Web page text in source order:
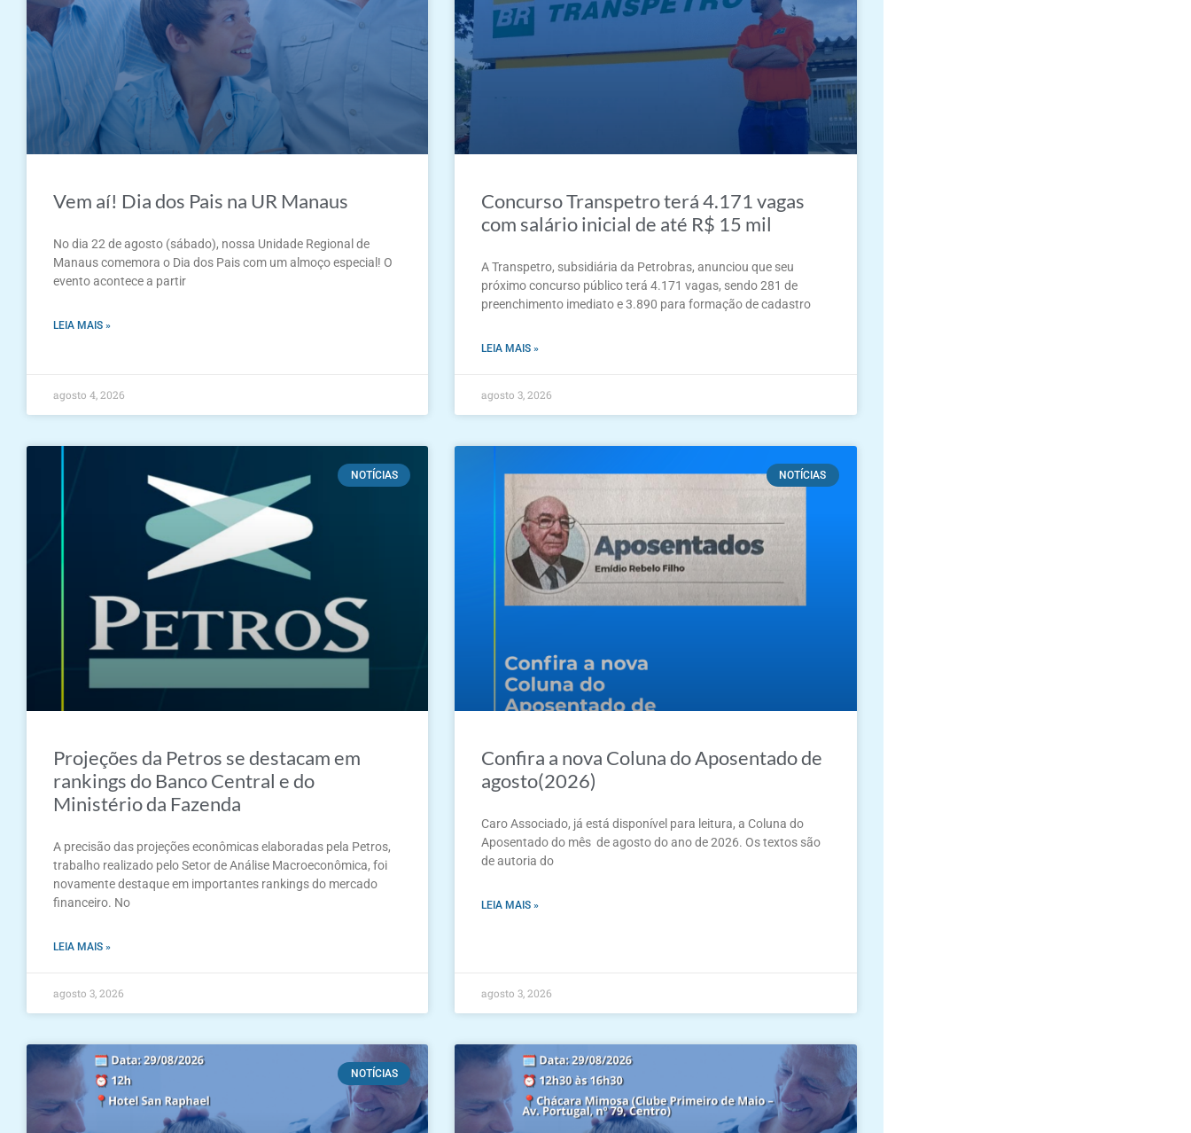
Vem aí! Dia dos Pais na UR Manaus
No dia 22 de agosto (sábado), nossa Unidade Regional de
Manaus comemora o Dia dos Pais com um almoço especial! O
evento acontece a partir
LEIA MAIS »
agosto 4, 2026
Concurso Transpetro terá 4.171 vagas
com salário inicial de até R$ 15 mil
A Transpetro, subsidiária da Petrobras, anunciou que seu
próximo concurso público terá 4.171 vagas, sendo 281 de
preenchimento imediato e 3.890 para formação de cadastro
LEIA MAIS »
agosto 3, 2026
NOTÍCIAS
Projeções da Petros se destacam em
rankings do Banco Central e do
Ministério da Fazenda
A precisão das projeções econômicas elaboradas pela Petros,
trabalho realizado pelo Setor de Análise Macroeconômica, foi
novamente destaque em importantes rankings do mercado
financeiro. No
LEIA MAIS »
agosto 3, 2026
NOTÍCIAS
Confira a nova Coluna do Aposentado de
agosto(2026)
Caro Associado, já está disponível para leitura, a Coluna do
Aposentado do mês de agosto do ano de 2026. Os textos são
de autoria do
LEIA MAIS »
agosto 3, 2026
NOTÍCIAS